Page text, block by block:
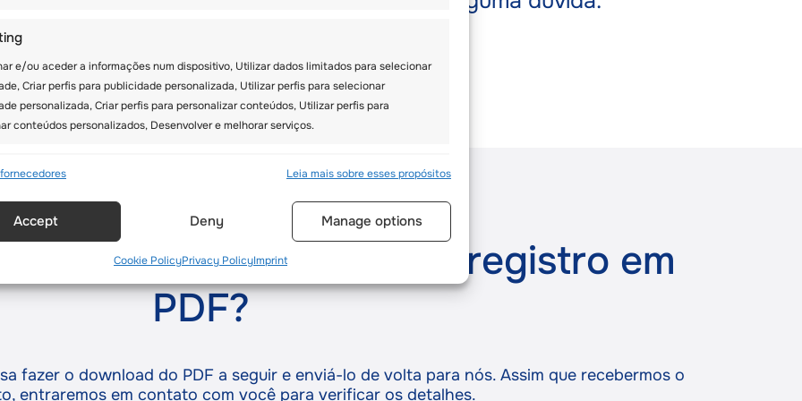
e/ou aceder a informações num dispositivo, Utilizar dados limitados para selecionar
Criar perfis para publicidade personalizada, Utilizar perfis para selecionar
personalizada, Criar perfis para personalizar conteúdos, Utilizar perfis para
conteúdos personalizados, Desenvolver e melhorar serviços.
Sempre ativo
e combinar dados de outras fontes de dados, Ligar
diferentes, Identificar dispositivos com base em informações
automaticamente.
dados de geolocalização precisos, Identificar dispositivos com base
solicitadas ativamente.
e apresentar publicidade e conteúdos, Guardar e
opções de privacidade.
Sempre ativo
fornecedores Leia mais sobre esses propósitos
Accept Deny Manage options
Cookie PolicyPrivacy PolicyImprint
o formulário de registro em
PDF?
fazer o download do PDF a seguir e enviá-lo de volta para nós. Assim que recebermos o
entraremos em contato com você para verificar os detalhes.